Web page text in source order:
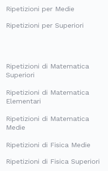
Ripetizioni per Medie
Ripetizioni per Superiori
Ripetizioni di Matematica
Superiori
Ripetizioni di Matematica
Elementari
Ripetizioni di Matematica
Medie
Ripetizioni di Fisica Medie
Ripetizioni di Fisica Superiori